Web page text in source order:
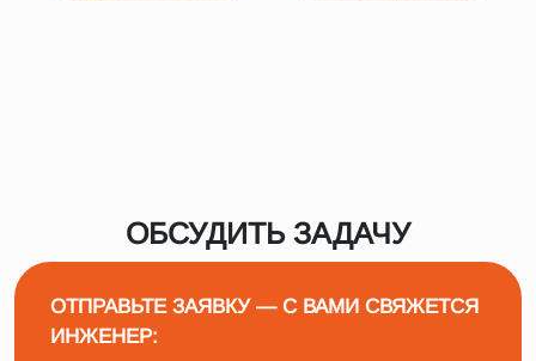
ОБСУДИТЬ ЗАДАЧУ
ОТПРАВЬТЕ ЗАЯВКУ — С ВАМИ СВЯЖЕТСЯ
ИНЖЕНЕР: